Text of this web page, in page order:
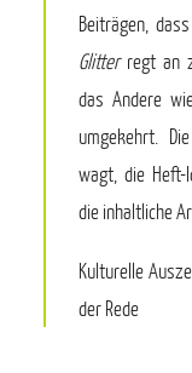
Beiträgen,
Glitterregt an
das Andere
umgekehrt.
wagt, die
die inhaltliche
Kulturelle
der Rede